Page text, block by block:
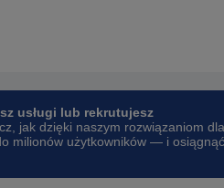
usługi lub rekrutujesz
jak dzięki naszym rozwiązaniom dla
milionów użytkowników — i osiągnąć